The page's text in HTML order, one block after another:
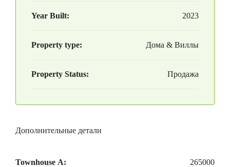
Year Built: 2023
Property type: Дома & Виллы
Property Status: Продажа
Дополнительные детали
Townhouse А: 265000